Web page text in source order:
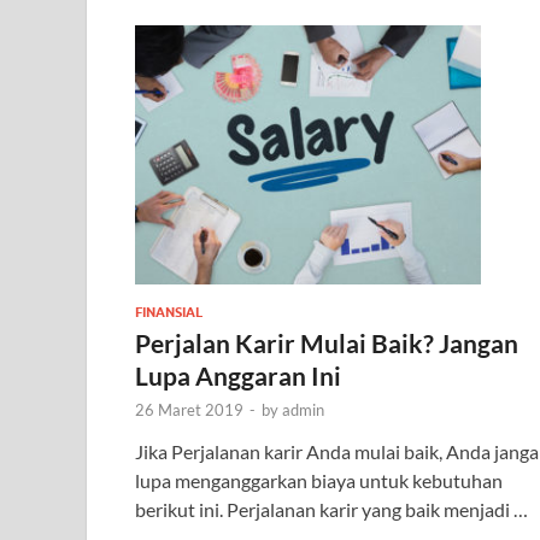
FINANSIAL
Perjalan Karir Mulai Baik? Jangan
Lupa Anggaran Ini
26 Maret 2019 - byadmin
Jika Perjalanan karir Anda mulai baik, Anda
lupa menganggarkan biaya untuk kebutuhan
berikut ini. Perjalanan karir yang baik menjadi …